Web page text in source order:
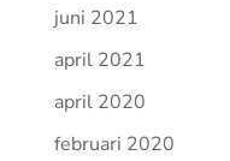
juni 2021
april 2021
april 2020
februari 2020